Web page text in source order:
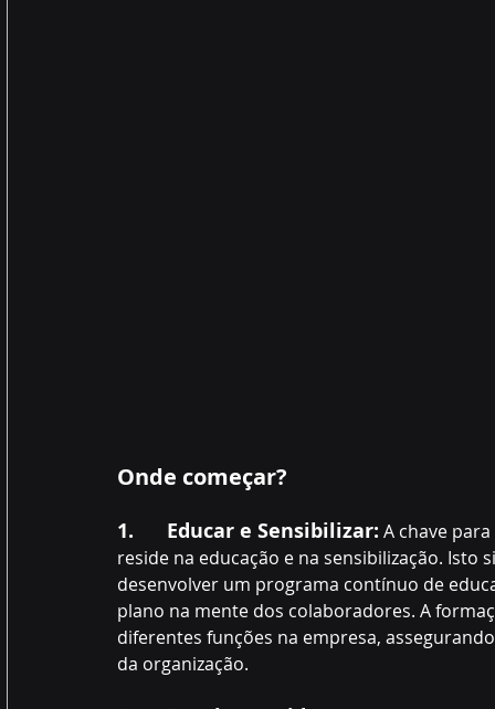
Onde começar?
1.      Educar e Sensibilizar: A chave
reside na educação e na sensibilização.
desenvolver um programa contínuo de
plano na mente dos colaboradores. A
diferentes funções na empresa,
da organização.